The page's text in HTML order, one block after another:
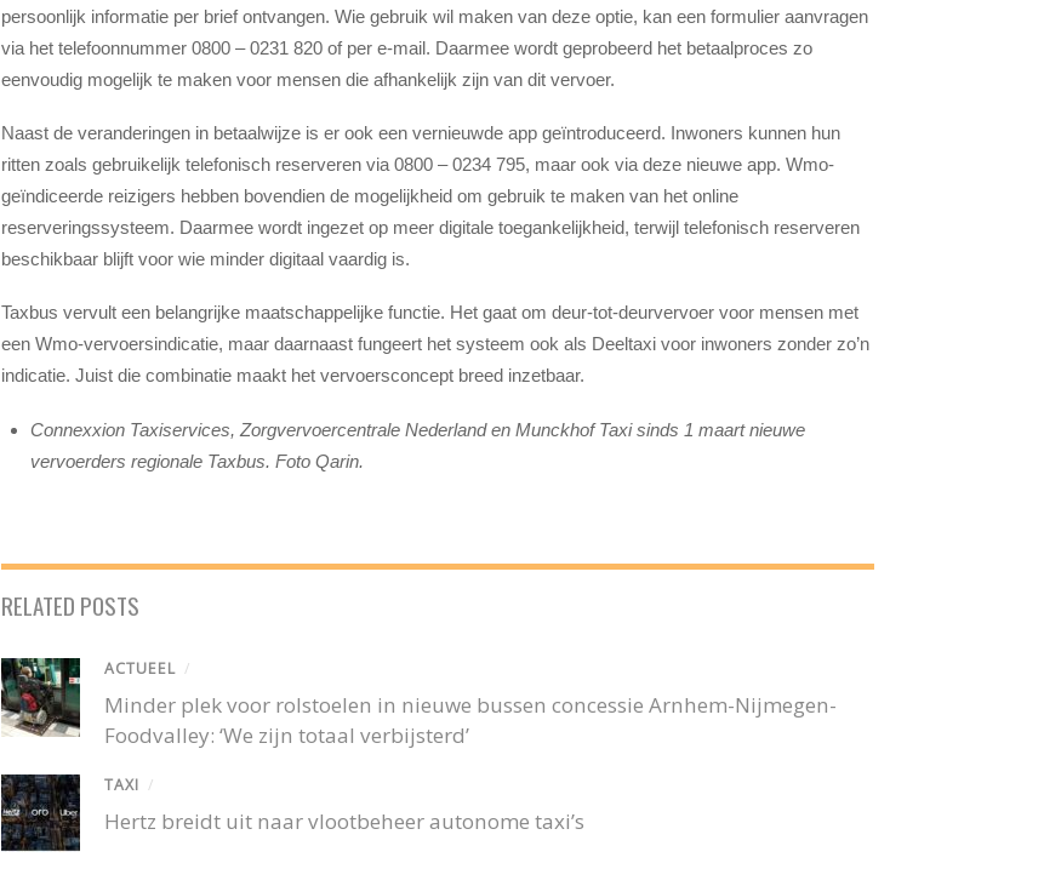
persoonlijk informatie per brief ontvangen. Wie gebruik wil maken van deze optie, kan een formulier aanvragen
via het telefoonnummer 0800 – 0231 820 of per e-mail. Daarmee wordt geprobeerd het betaalproces zo
eenvoudig mogelijk te maken voor mensen die afhankelijk zijn van dit vervoer.
Naast de veranderingen in betaalwijze is er ook een vernieuwde app geïntroduceerd. Inwoners kunnen hun
ritten zoals gebruikelijk telefonisch reserveren via 0800 – 0234 795, maar ook via deze nieuwe app. Wmo-
geïndiceerde reizigers hebben bovendien de mogelijkheid om gebruik te maken van het online
reserveringssysteem. Daarmee wordt ingezet op meer digitale toegankelijkheid, terwijl telefonisch reserveren
beschikbaar blijft voor wie minder digitaal vaardig is.
Taxbus vervult een belangrijke maatschappelijke functie. Het gaat om deur-tot-deurvervoer voor mensen met
een Wmo-vervoersindicatie, maar daarnaast fungeert het systeem ook als Deeltaxi voor inwoners zonder zo’n
indicatie. Juist die combinatie maakt het vervoersconcept breed inzetbaar.
Connexxion Taxiservices, Zorgvervoercentrale Nederland en Munckhof Taxi sinds 1 maart nieuwe
vervoerders regionale Taxbus. Foto Qarin.
RELATED POSTS
ACTUEEL /
Minder plek voor rolstoelen in nieuwe bussen concessie Arnhem-Nijmegen-
Foodvalley: ‘We zijn totaal verbijsterd’
TAXI /
Hertz breidt uit naar vlootbeheer autonome taxi’s